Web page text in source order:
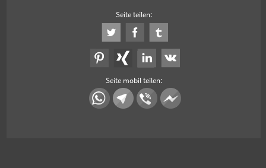
Seite teilen:
Seite mobil teilen: